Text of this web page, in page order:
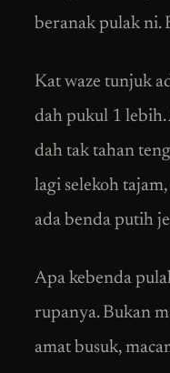
beranak pulak ni.
Kat waze tunjuk
dah pukul 1 lebih.
dah tak tahan
lagi selekoh
ada benda putih
Apa kebenda
rupanya. Bukan
amat busuk,